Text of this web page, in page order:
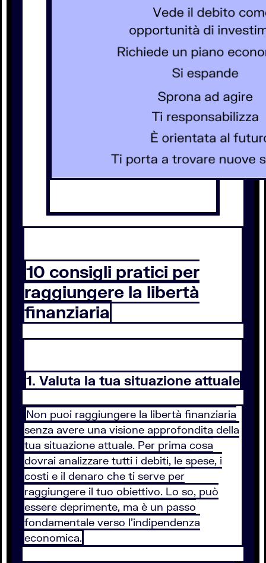
10 consigli pratici per
raggiungere la libertà
finanziaria
1. Valuta la tua situazione attuale
Non puoi raggiungere la libertà finanziaria
senza avere una visione approfondita della
tua situazione attuale. Per prima cosa
dovrai analizzare tutti i debiti, le spese, i
costi e il denaro che ti serve per
raggiungere il tuo obiettivo. Lo so, può
essere deprimente, ma è un passo
fondamentale verso l’indipendenza
economica.